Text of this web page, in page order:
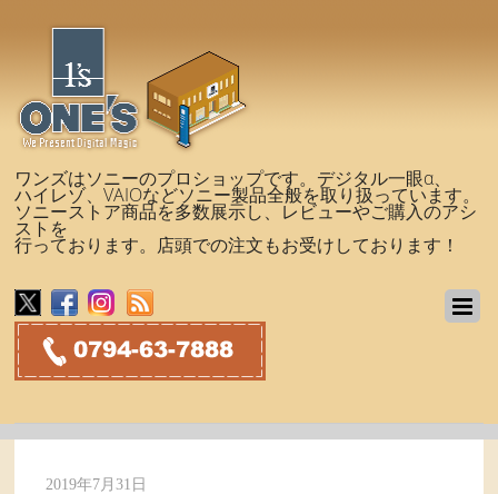
ワンズはソニーのプロショップです。デジタル一眼α、
ハイレゾ、VAIOなどソニー製品全般を取り扱っています。
ソニーストア商品を多数展示し、レビューやご購入のアシ
ストを
行っております。店頭での注文もお受けしております！
2019年7月31日